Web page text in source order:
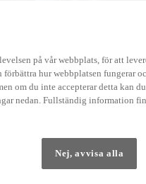
Från 569 900 kr
Från 3 958 kr/mån
HYBRID
på vår webbplats, för att
hur webbplatsen fungerar
om du inte accepterar detta kan
nedan. Fullständig information
Nej, avvisa alla